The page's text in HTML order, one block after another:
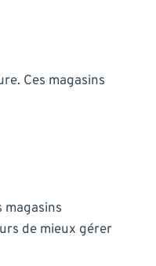
Ces magasins
de mieux gérer